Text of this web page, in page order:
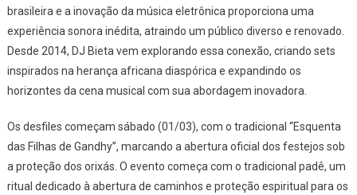
brasileira e a inovação da música eletrônica proporciona uma
experiência sonora inédita, atraindo um público diverso e renovado.
Desde 2014, DJ Bieta vem explorando essa conexão, criando sets
inspirados na herança africana diaspórica e expandindo os
horizontes da cena musical com sua abordagem inovadora.
Os desfiles começam sábado (01/03), com o tradicional “Esquenta
das Filhas de Gandhy”, marcando a abertura oficial dos festejos sob
a proteção dos orixás. O evento começa com o tradicional padê, um
ritual dedicado à abertura de caminhos e proteção espiritual para os